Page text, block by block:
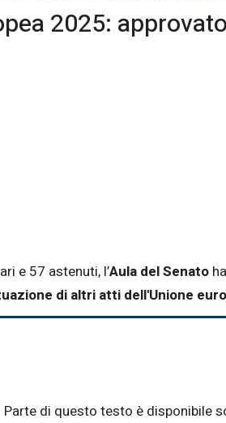
2025:
e 57 astenuti, l’Aula del Senato
di altri atti dell'Unione
Parte di questo testo è disponibile